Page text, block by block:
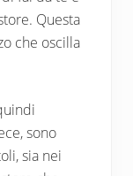
Questa
che oscilla
sono
sia nei